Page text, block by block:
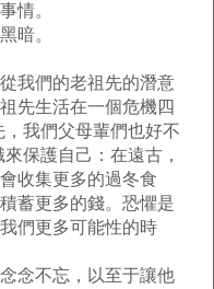
情。
暗。
我們的老祖先的潛意
先生活在一個危機四
我們父母輩們也好不
保護自己：在遠古，
收集更多的過冬食
蓄更多的錢。恐懼是
們更多可能性的時
念不忘，以至于讓他